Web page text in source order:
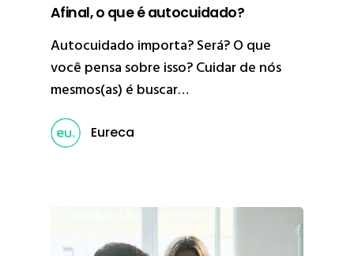
Afinal, o que é autocuidado?
Autocuidado importa? Será? O que
você pensa sobre isso? Cuidar de nós
mesmos(as) é buscar…
Eureca